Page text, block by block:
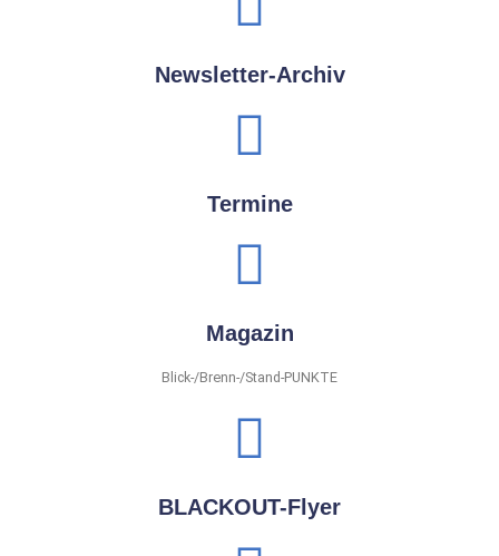
Newsletter-Archiv
Termine
Magazin
Blick-/Brenn-/Stand-PUNKTE
BLACKOUT-Flyer